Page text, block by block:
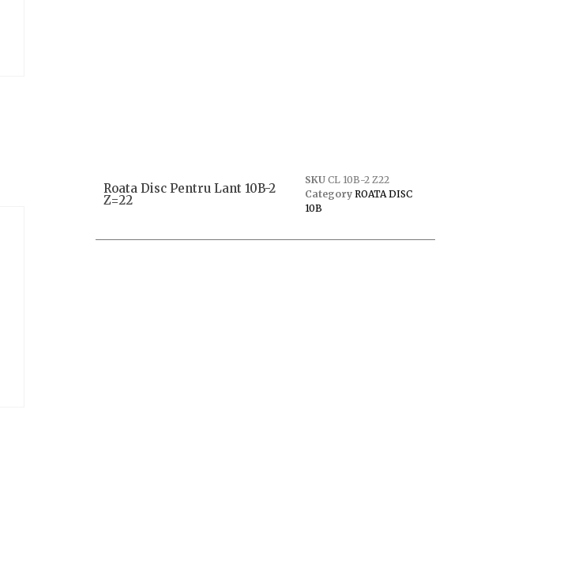
Roata Disc Pentru Lant 10B-2
Z=22
SKU CL 10B-2 Z22
Category ROATA DISC
10B